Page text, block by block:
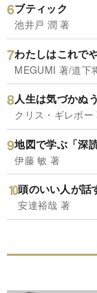
ブティック
池井戸 潤 著
わたしはこれで
MEGUMI 著/道下
人生は気づかぬ
クリス・ギレボー
地図で学ぶ「深
伊藤 敏 著
頭のいい人が話
安達裕哉 著